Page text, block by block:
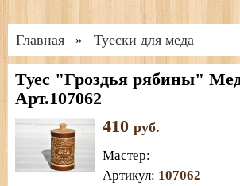
Главная » Туески для меда
Туес "Гроздья рябины"
Арт.107062
410 руб.
Мастер:
Артикул: 107062